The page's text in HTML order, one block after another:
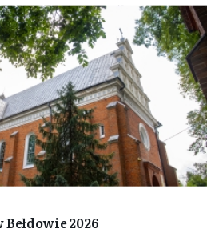
2026